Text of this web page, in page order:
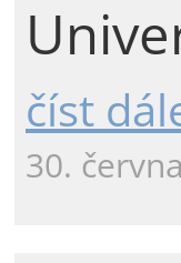
číst
30.